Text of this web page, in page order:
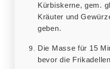
Kürbiskerne, gem.
Kräuter und
geben.
Die Masse für 15 Minuten ruhen lassen,
bevor die